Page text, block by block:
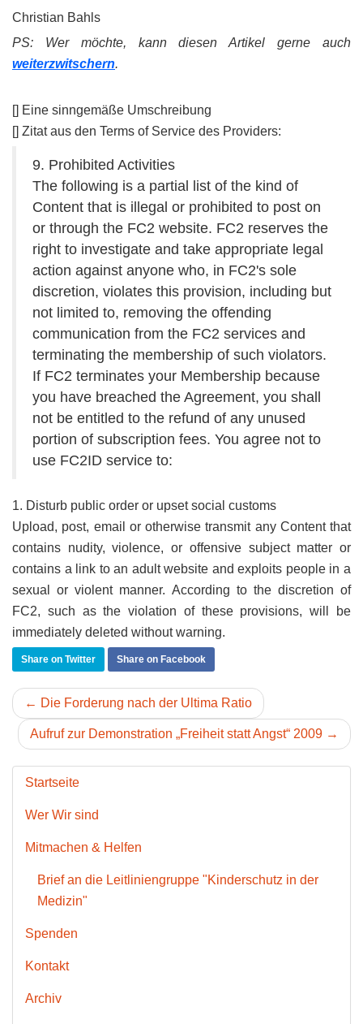
Christian Bahls
PS: Wer möchte, kann diesen Artikel gerne auch
weiterzwitschern.
[] Eine sinngemäße Umschreibung
[] Zitat aus den Terms of Service des Providers:
9. Prohibited Activities
The following is a partial list of the kind of
Content that is illegal or prohibited to post on
or through the FC2 website. FC2 reserves the
right to investigate and take appropriate legal
action against anyone who, in FC2's sole
discretion, violates this provision, including but
not limited to, removing the offending
communication from the FC2 services and
terminating the membership of such violators.
If FC2 terminates your Membership because
you have breached the Agreement, you shall
not be entitled to the refund of any unused
portion of subscription fees. You agree not to
use FC2ID service to:
1. Disturb public order or upset social customs
Upload, post, email or otherwise transmit any Content that
contains nudity, violence, or offensive subject matter or
contains a link to an adult website and exploits people in a
sexual or violent manner. According to the discretion of
FC2, such as the violation of these provisions, will be
immediately deleted without warning.
Share on Twitter Share on Facebook
← Die Forderung nach der Ultima Ratio
Aufruf zur Demonstration „Freiheit statt Angst“ 2009 →
Startseite
Wer Wir sind
Mitmachen & Helfen
Brief an die Leitliniengruppe "Kinderschutz in der
Medizin"
Spenden
Kontakt
Archiv